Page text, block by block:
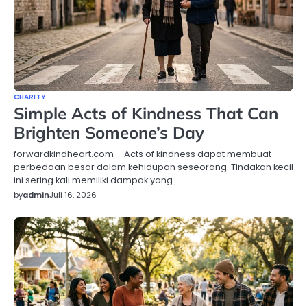
CHARITY
Simple Acts of Kindness That Can
Brighten Someone’s Day
forwardkindheart.com – Acts of kindness dapat membuat
perbedaan besar dalam kehidupan seseorang. Tindakan kecil
ini sering kali memiliki dampak yang…
byadminJuli 16, 2026